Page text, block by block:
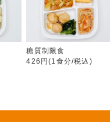
健康バランス
糖質制限食
426円(1食分/税込)